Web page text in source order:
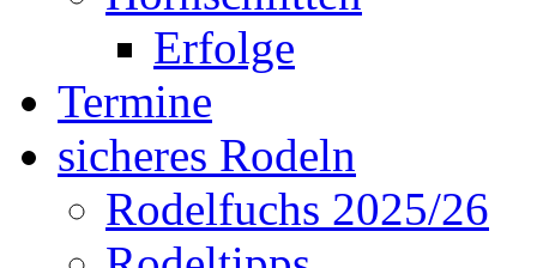
Erfolge
Termine
sicheres Rodeln
Rodelfuchs 2025/26